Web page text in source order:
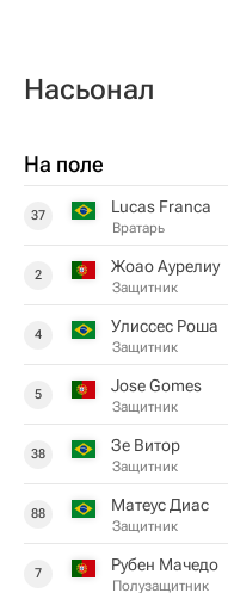
Насьонал
На поле
37 Lucas Franca
Вратарь
2 Жоао Аурелиу
Защитник
4 Улиссес Роша
Защитник
5 Jose Gomes
Защитник
38 Зе Витор
Защитник
88 Матеус Диас
Защитник
7 Рубен Мачедо
Полузащитник